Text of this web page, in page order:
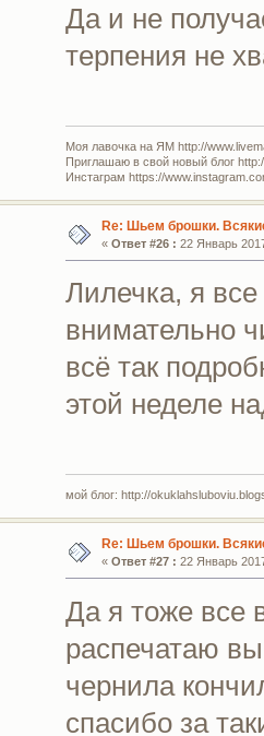
Да и не
терпения не
Моя лавочка на ЯМ http://
Приглашаю в свой новый блог
Инстаграм https://
Re: Шьем брошки.
« Ответ #26 : 22 Январь
Лилечка, я
внимательно
всё так
этой неделе
мой блог: http://
Re: Шьем брошки.
« Ответ #27 : 22 Январь
Да я тоже все
распечатаю
чернила
спасибо за